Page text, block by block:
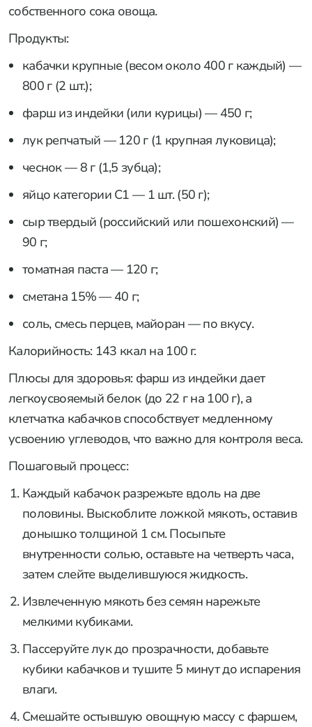
собственного сока овоща.
Продукты:
кабачки крупные (весом около 400 г каждый) —
800 г (2 шт.);
фарш из индейки (или курицы) — 450 г;
лук репчатый — 120 г (1 крупная луковица);
чеснок — 8 г (1,5 зубца);
яйцо категории С1 — 1 шт. (50 г);
сыр твердый (российский или пошехонский) —
90 г;
томатная паста — 120 г;
сметана 15% — 40 г;
соль, смесь перцев, майоран — по вкусу.
Калорийность: 143 ккал на 100 г.
Плюсы для здоровья: фарш из индейки дает
легкоусвояемый белок (до 22 г на 100 г), а
клетчатка кабачков способствует медленному
усвоению углеводов, что важно для контроля веса.
Пошаговый процесс:
Каждый кабачок разрежьте вдоль на две
половины. Выскоблите ложкой мякоть, оставив
донышко толщиной 1 см. Посыпьте
внутренности солью, оставьте на четверть часа,
затем слейте выделившуюся жидкость.
Извлеченную мякоть без семян нарежьте
мелкими кубиками.
Пассеруйте лук до прозрачности, добавьте
кубики кабачков и тушите 5 минут до испарения
влаги.
Смешайте остывшую овощную массу с фаршем,